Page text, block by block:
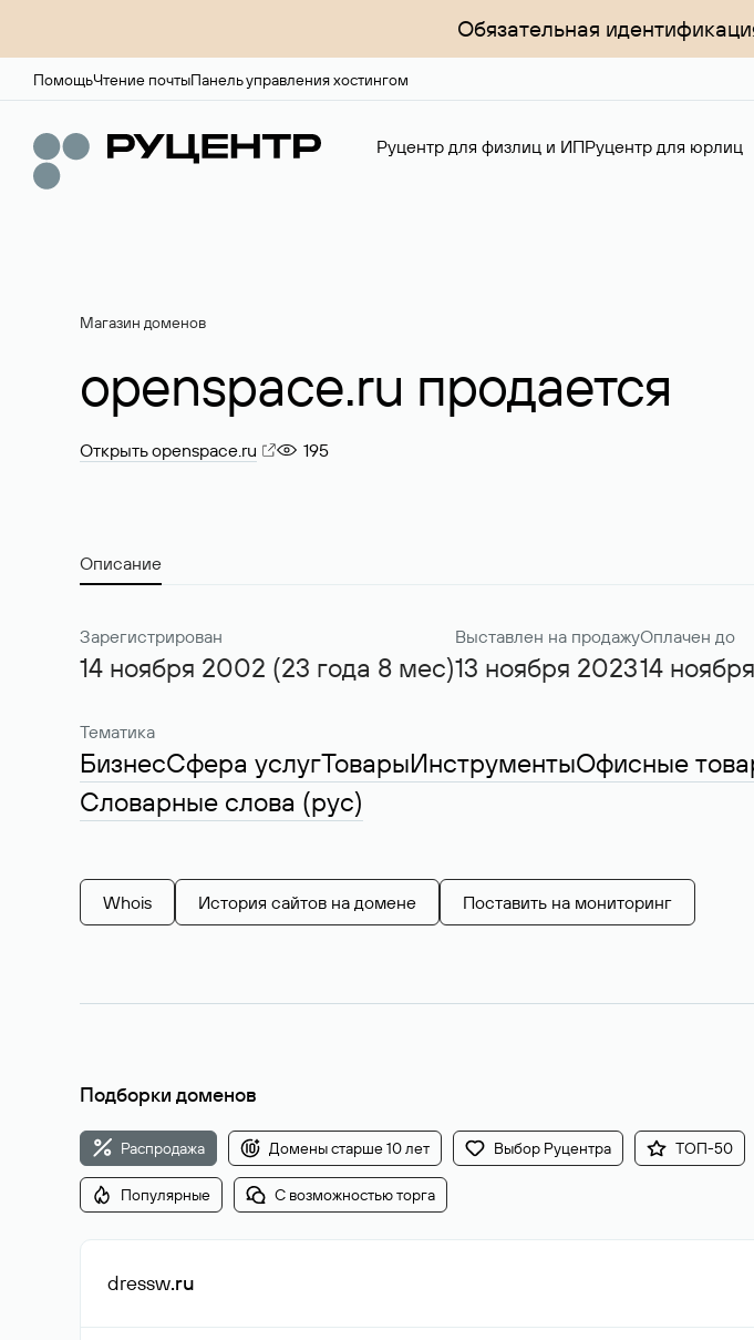
Обязательная
ПомощьЧтение почтыПанель управления хостингом
Руцентр для физлиц и ИПРуцентр для юрлиц
Магазин доменов
openspace.ru продается
Открыть openspace.ru 195
Описание
Зарегистрирован
14 ноября 2002 (23 года 8 мес)
Выставлен на продажу
13 ноября 2023
Оплачен до
14
Тематика
БизнесСфера услугТоварыИнструментыОфисные
Словарные слова (рус)
Whois История сайтов на домене Поставить на мониторинг
Подборки доменов
Распродажа Домены старше 10 лет Выбор Руцентра ТОП-50
Популярные С возможностью торга
dressw.ru